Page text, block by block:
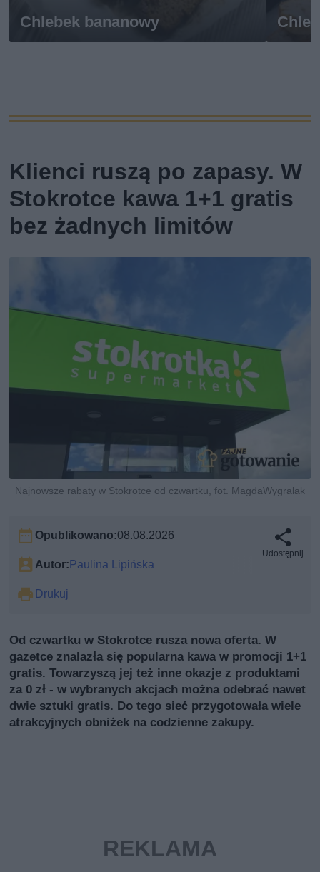
Chlebek bananowy
Klienci ruszą po zapasy. W
Stokrotce kawa 1+1 gratis
bez żadnych limitów
Najnowsze rabaty w Stokrotce od czwartku, fot. MagdaWygralak
Opublikowano:08.08.2026
Autor:Paulina Lipińska
Drukuj
Udostępnij
Od czwartku w Stokrotce rusza nowa oferta. W
gazetce znalazła się popularna kawa w promocji 1+1
gratis. Towarzyszą jej też inne okazje z produktami
za 0 zł - w wybranych akcjach można odebrać nawet
dwie sztuki gratis. Do tego sieć przygotowała wiele
atrakcyjnych obniżek na codzienne zakupy.